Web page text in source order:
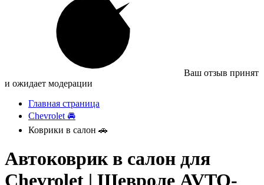
Ваш отзыв принят
и ожидает модерации
Главная страница
Chevrolet 🚘
Коврики в салон 🚗
Автоковрик в салон для
Chevrolet | Шевроле AVTO-